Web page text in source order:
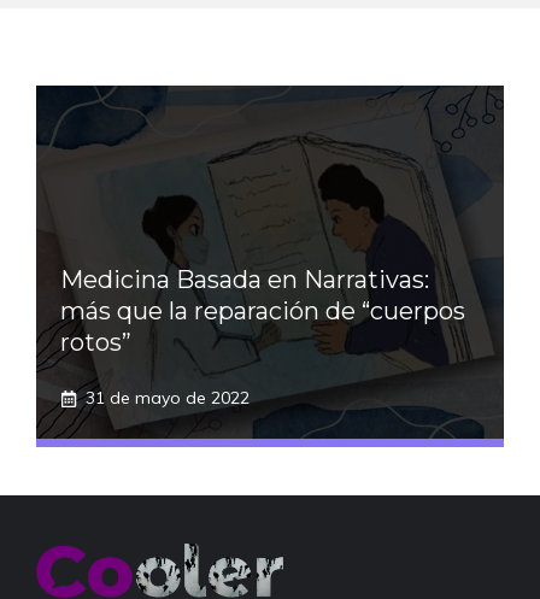
Medicina Basada en Narrativas:
más que la reparación de “cuerpos
rotos”
31 de mayo de 2022